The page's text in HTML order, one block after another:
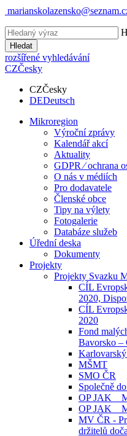
Hledat
rozšířené vyhledávání
CZČesky
CZČesky
DEDeutsch
Mikroregion
Výroční zprávy
Kalendář akcí
Aktuality
GDPR ⁄ ochrana
O nás v médiích
Pro dodavatele
Členské obce
Tipy na výlety
Fotogalerie
Databáze služeb
Úřední deska
Dokumenty
Projekty
Projekty Svazku
CÍL
2020,
CÍL
2020
Fond
Bavorsko –
MŠMT
SMO ČR
Společně
OP JAK _
OP JAK _
MV ČR -
držitelů